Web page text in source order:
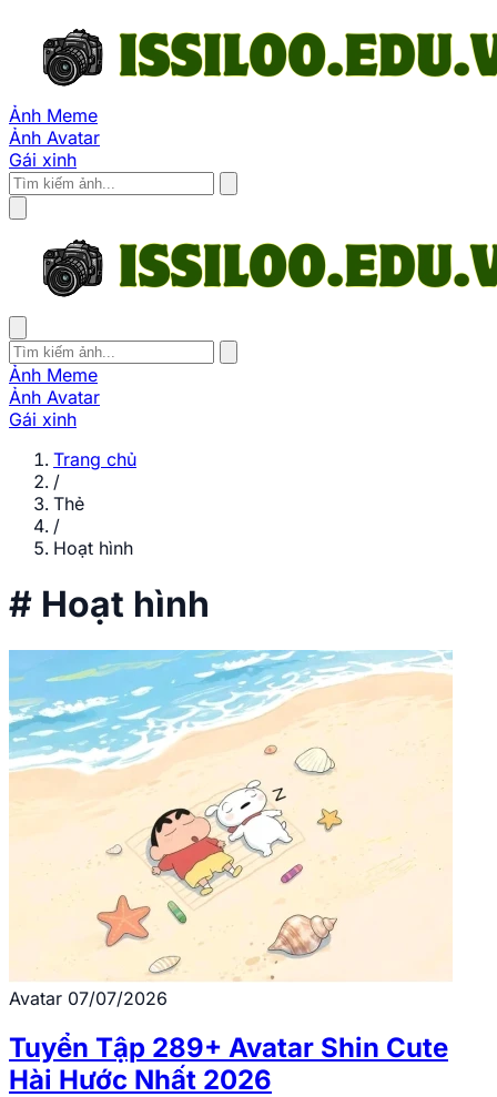
Ảnh Meme
Ảnh Avatar
Gái xinh
Ảnh Meme
Ảnh Avatar
Gái xinh
Trang chủ
/
Thẻ
/
Hoạt hình
# Hoạt hình
Avatar 07/07/2026
Tuyển Tập 289+ Avatar Shin Cute
Hài Hước Nhất 2026